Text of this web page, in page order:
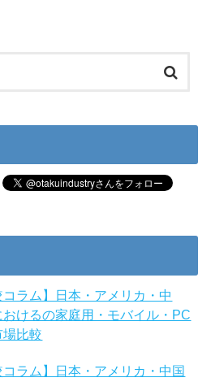
コラム】日本・アメリカ・中
おけるの家庭用・モバイル・PC
比較
コラム】日本・アメリカ・中国